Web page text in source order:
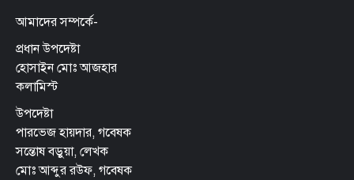
আমাদের সম্পর্কে-
প্রধান উপদেষ্টা
হোসাইন মোঃ আজহার
কলামিস্ট
উপদেষ্টা
পারভেজ হায়দার, গবেষক
সন্তোষ বড়ুয়া, লেখক
মোঃ আব্দুর রউফ, গবেষক